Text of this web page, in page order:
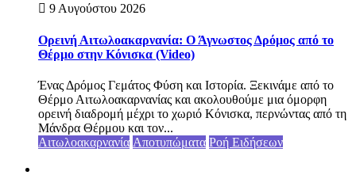
9 Αυγούστου 2026
Ορεινή Αιτωλοακαρνανία: Ο Άγνωστος Δρόμος από το
Θέρμο στην Κόνισκα (Video)
Ένας Δρόμος Γεμάτος Φύση και Ιστορία. Ξεκινάμε από το
Θέρμο Αιτωλοακαρνανίας και ακολουθούμε μια όμορφη
ορεινή διαδρομή μέχρι το χωριό Κόνισκα, περνώντας από τη
Μάνδρα Θέρμου και τον...
Αιτωλοακαρνανία Αποτυπώματα Ροή Ειδήσεων